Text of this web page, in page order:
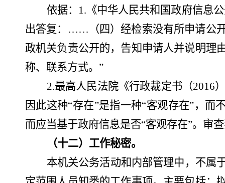
依据： 1. 《中华人民共和国政府信息
出答复：……（四）经检索没有所申请公
政机关负责公开的，告知申请人并说明理
称、联系方式。”
2.最高人民法院《行政裁定书（2016
因此这种“存在”是指一种“客观存在”，
而应当基于政府信息是否“客观存在”。审
（十二）工作秘密。
本机关公务活动和内部管理中，不属